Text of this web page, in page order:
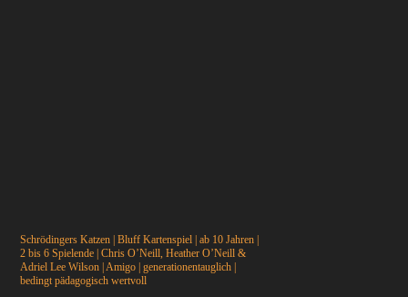
Schrödingers Katzen | Bluff Kartenspiel | ab 10 Jahren |
2 bis 6 Spielende | Chris O’Neill, Heather O’Neill &
Adriel Lee Wilson | Amigo | generationentauglich |
bedingt pädagogisch wertvoll